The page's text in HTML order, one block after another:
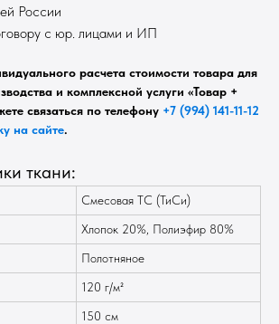
России
с юр. лицами и ИП
расчета стоимости товара для
и комплексной услуги «Товар +
связаться по телефону +7 (994) 141-11-12
на сайте.
ткани:
Смесовая TC (ТиСи)
Хлопок 20%, Полиэфир 80%
Полотняное
120 г/м²
150 см